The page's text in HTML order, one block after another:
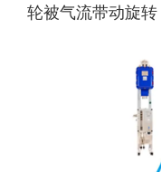
轮被气流带动旋转